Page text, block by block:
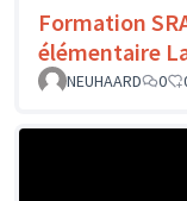
Formation
élémentaire
NEUHAARD
0